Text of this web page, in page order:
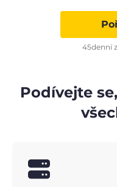
45denní
Podívejte